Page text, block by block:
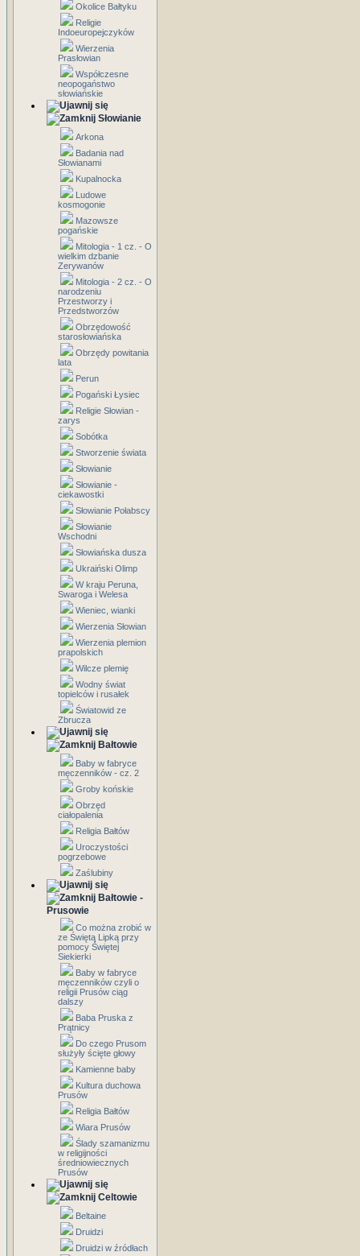
Okolice Bałtyku
Religie
Indoeuropejczyków
Wierzenia
Prasłowian
Współczesne
neopogaństwo
słowiańskie
Słowianie
Arkona
Badania nad
Słowianami
Kupalnocka
Ludowe
kosmogonie
Mazowsze
pogańskie
Mitologia - 1 cz. - O
wielkim dzbanie
Zerywanów
Mitologia - 2 cz. - O
narodzeniu
Przestworzy i
Przedstworzów
Obrzędowość
starosłowiańska
Obrzędy powitania
lata
Perun
Pogański Łysiec
Religie Słowian -
zarys
Sobótka
Stworzenie świata
Słowianie
Słowianie -
ciekawostki
Słowianie Połabscy
Słowianie
Wschodni
Słowiańska dusza
Ukraiński Olimp
W kraju Peruna,
Swaroga i Welesa
Wieniec, wianki
Wierzenia Słowian
Wierzenia plemion
prapolskich
Wilcze plemię
Wodny świat
topielców i rusałek
Światowid ze
Zbrucza
Bałtowie
Baby w fabryce
męczenników - cz. 2
Groby końskie
Obrzęd
ciałopalenia
Religia Bałtów
Uroczystości
pogrzebowe
Zaślubiny
Bałtowie -
Prusowie
Co można zrobić w
ze Świętą Lipką przy
pomocy Świętej
Siekierki
Baby w fabryce
męczenników czyli o
religii Prusów ciąg
dalszy
Baba Pruska z
Prątnicy
Do czego Prusom
służyły ścięte głowy
Kamienne baby
Kultura duchowa
Prusów
Religia Bałtów
Wiara Prusów
Ślady szamanizmu
w religijności
średniowiecznych
Prusów
Celtowie
Beltaine
Druidzi
Druidzi w źródłach